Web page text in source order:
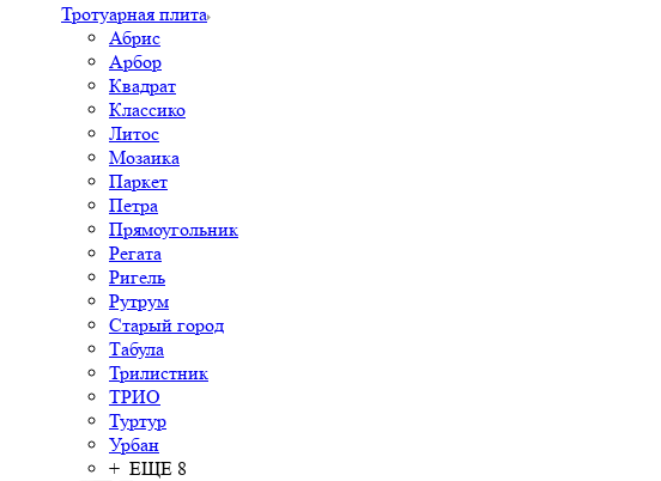
Тротуарная плита
Абрис
Арбор
Квадрат
Классико
Литос
Мозаика
Паркет
Петра
Прямоугольник
Регата
Ригель
Рутрум
Старый город
Табула
Трилистник
ТРИО
Туртур
Урбан
+ ЕЩЕ 8